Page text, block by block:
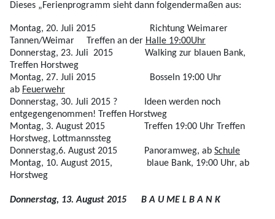
Dieses „Ferienprogramm sieht dann folgendermaßen aus:
Montag, 20. Juli 2015 Richtung Weimarer
Tannen/Weimar Treffen an der Halle 19:00Uhr
Donnerstag, 23. Juli 2015 Walking zur blauen Bank,
Treffen Horstweg
Montag, 27. Juli 2015 Bosseln 19:00 Uhr
ab Feuerwehr
Donnerstag, 30. Juli 2015 ? Ideen werden noch
entgegengenommen! Treffen Horstweg
Montag, 3. August 2015 Treffen 19:00 Uhr Treffen
Horstweg, Lottmannssteg
Donnerstag,6. August 2015 Panoramweg, ab Schule
Montag, 10. August 2015, blaue Bank, 19:00 Uhr, ab
Horstweg
Donnerstag, 13. August 2015 B A U ME L B A N K